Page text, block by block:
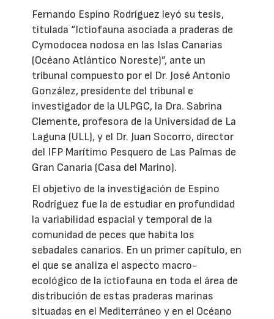
Fernando Espino Rodríguez leyó su tesis,
titulada “Ictiofauna asociada a praderas de
Cymodocea nodosa en las Islas Canarias
(Océano Atlántico Noreste)”, ante un
tribunal compuesto por el Dr. José Antonio
González, presidente del tribunal e
investigador de la ULPGC, la Dra. Sabrina
Clemente, profesora de la Universidad de La
Laguna (ULL), y el Dr. Juan Socorro, director
del IFP Marítimo Pesquero de Las Palmas de
Gran Canaria (Casa del Marino).
El objetivo de la investigación de Espino
Rodríguez fue la de estudiar en profundidad
la variabilidad espacial y temporal de la
comunidad de peces que habita los
sebadales canarios. En un primer capítulo, en
el que se analiza el aspecto macro-
ecológico de la ictiofauna en toda el área de
distribución de estas praderas marinas
situadas en el Mediterráneo y en el Océano